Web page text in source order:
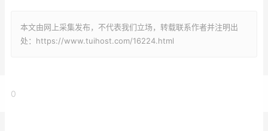
本文由网上采集发布，不代表我们立场，转载联系作者并注明出
处：https://www.tuihost.com/16224.html
0